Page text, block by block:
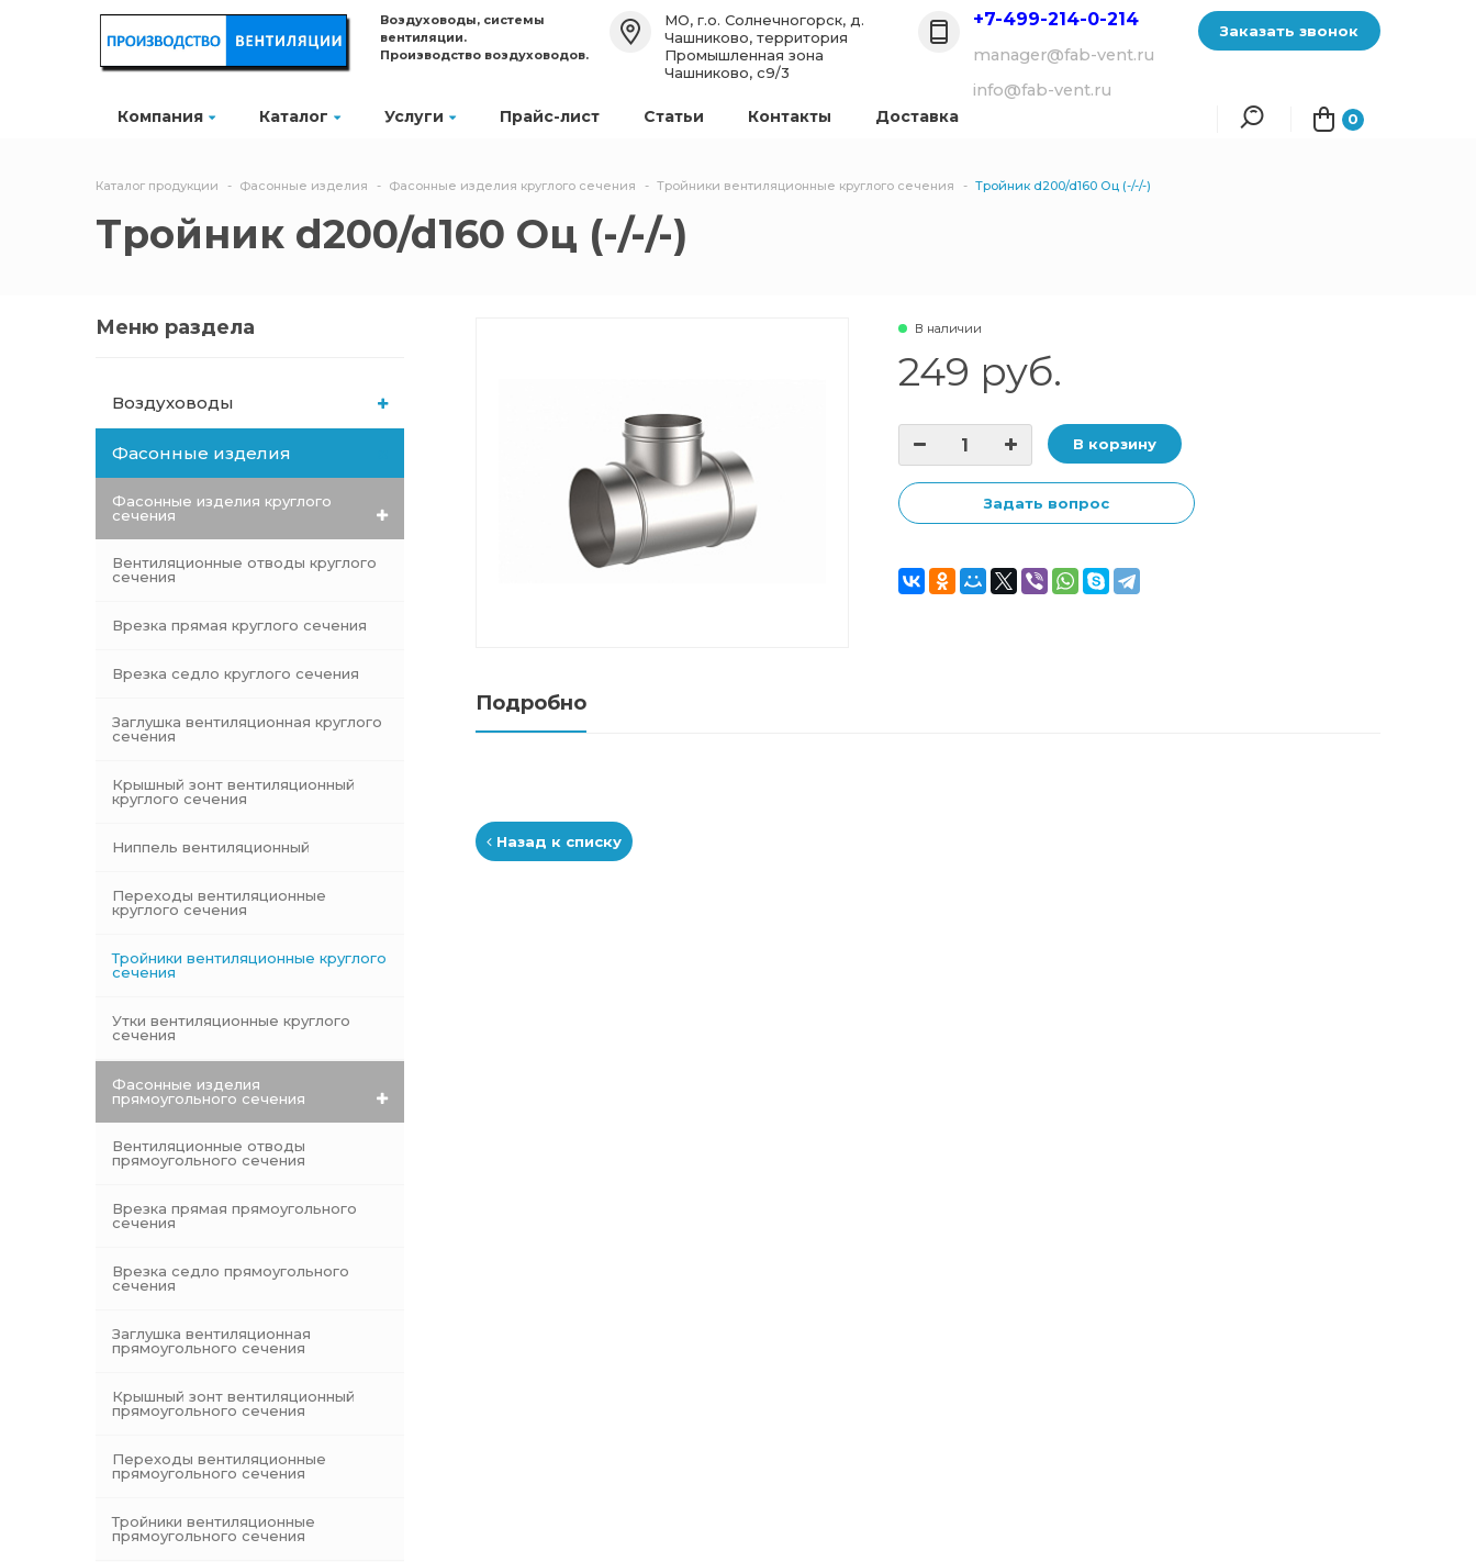
Компания Каталог Услуги Прайс-лист Статьи Контакты Доставка 0
Воздуховоды, системы
вентиляции.
Производство воздуховодов.
МО, г.о. Солнечногорск, д.
Чашниково, территория
Промышленная зона
Чашниково, с9/3
+7-499-214-0-214
manager@fab-vent.ru
info@fab-vent.ru
Заказать звонок
Каталог продукции Фасонные изделия Фасонные изделия круглого сечения Тройники вентиляционные круглого сечения Тройник d200/d160 Оц (-/-/-)
Тройник d200/d160 Оц (-/-/-)
Меню раздела
Воздуховоды
Фасонные изделия
Фасонные изделия круглого
сечения
Вентиляционные отводы круглого
сечения
Врезка прямая круглого сечения
Врезка седло круглого сечения
Заглушка вентиляционная круглого
сечения
Крышный зонт вентиляционный
круглого сечения
Ниппель вентиляционный
Переходы вентиляционные
круглого сечения
Тройники вентиляционные круглого
сечения
Утки вентиляционные круглого
сечения
Фасонные изделия
прямоугольного сечения
Вентиляционные отводы
прямоугольного сечения
Врезка прямая прямоугольного
сечения
Врезка седло прямоугольного
сечения
Заглушка вентиляционная
прямоугольного сечения
Крышный зонт вентиляционный
прямоугольного сечения
Переходы вентиляционные
прямоугольного сечения
Тройники вентиляционные
прямоугольного сечения
В наличии
249 руб.
В корзину
Задать вопрос
Подробно
Назад к списку